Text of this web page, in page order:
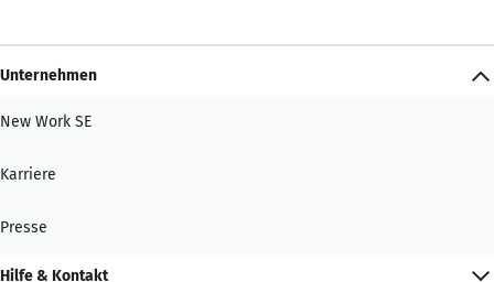
Unternehmen
New Work SE
Karriere
Presse
Hilfe & Kontakt